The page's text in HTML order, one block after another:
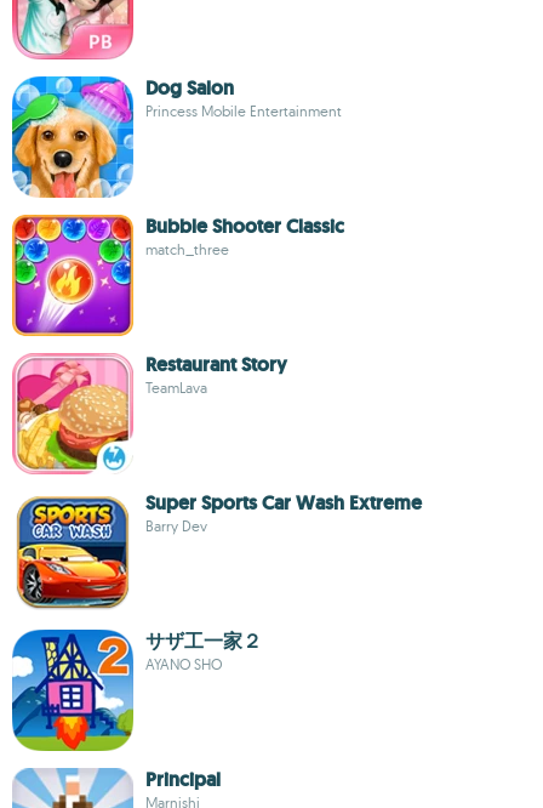
Dog Salon
Princess Mobile Entertainment
Bubble Shooter Classic
match_three
Restaurant Story
TeamLava
Super Sports Car Wash Extreme
Barry Dev
サザ工一家２
AYANO SHO
Principal
Marnishi